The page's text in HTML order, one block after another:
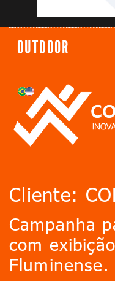
OUTDOOR
Cliente:
Campanha
com
Fluminense.